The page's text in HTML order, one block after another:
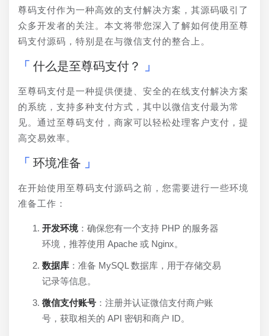
尊码支付作为一种高效的支付解决方案，其源码吸引了
众多开发者的关注。本文将带您深入了解如何使用至尊
码支付源码，特别是在与微信支付的整合上。
什么是至尊码支付？
至尊码支付是一种提供便捷、安全的在线支付解决方案
的系统，支持多种支付方式，其中以微信支付最为常
见。通过至尊码支付，商家可以轻松处理客户支付，提
高交易效率。
环境准备
在开始使用至尊码支付源码之前，您需要进行一些环境
准备工作：
开发环境：确保您有一个支持 PHP 的服务器
环境，推荐使用 Apache 或 Nginx。
数据库 ：准备 MySQL 数据库，用于存储交易
记录等信息。
微信支付账号 ：注册并认证微信支付商户账
号，获取相关的 API 密钥和商户 ID。